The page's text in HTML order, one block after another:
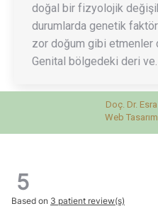
doğal bir fizyolojik
durumlarda genetik
zor doğum gibi etmenler
Genital bölgedeki deri
Doç. Dr.
Web
5
Based on 3 patient review(s)